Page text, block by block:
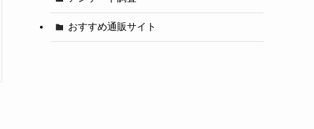
おすすめ通販サイト